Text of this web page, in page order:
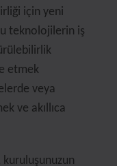
için yeni
teknolojilerin iş
etmek
veya
ve akıllıca
kuruluşunuzun